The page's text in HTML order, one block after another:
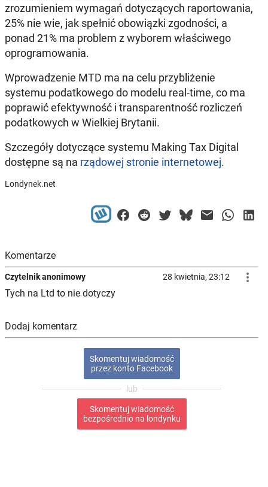
zrozumieniem wymagań dotyczących raportowania,
25% nie wie, jak spełnić obowiązki zgodności, a
ponad 21% ma problem z wyborem właściwego
oprogramowania.
Wprowadzenie MTD ma na celu przybliżenie
systemu podatkowego do modelu real-time, co ma
poprawić efektywność i transparentność rozliczeń
podatkowych w Wielkiej Brytanii.
Szczegóły dotyczące systemu Making Tax Digital
dostępne są na rządowej stronie internetowej.
Londynek.net
Komentarze
Czytelnik anonimowy 28 kwietnia, 23:12
Tych na Ltd to nie dotyczy

Dodaj komentarz
Skomentuj wiadomość
przez konto Facebook
Skomentuj wiadomość
bezpośrednio na londynku